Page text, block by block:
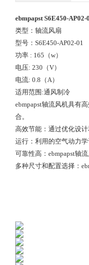
ebmpapst S6E450-
类型：轴流风扇
型号：S6E450-AP02-01
功率 : 165（w）
电压: 230（V）
电流: 0.8（A）
适用范围:通风制冷
ebmpapst轴流风机具有
合。
高效节能：通过优化设
运行：利用的空气动力
可靠性高：ebmpapst轴
多种尺寸和配置选择：